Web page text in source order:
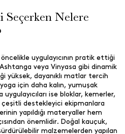
Seçerken Nelere
uygulayıcının pratik ettiği
veya Vinyasa gibi dinamik
yüksek, dayanıklı matlar tercih
için daha kalın, yumuşak
ise bloklar, kemerler,
destekleyici ekipmanlara
yapıldığı materyaller hem
önemlidir. Doğal kauçuk,
malzemelerden yapılan